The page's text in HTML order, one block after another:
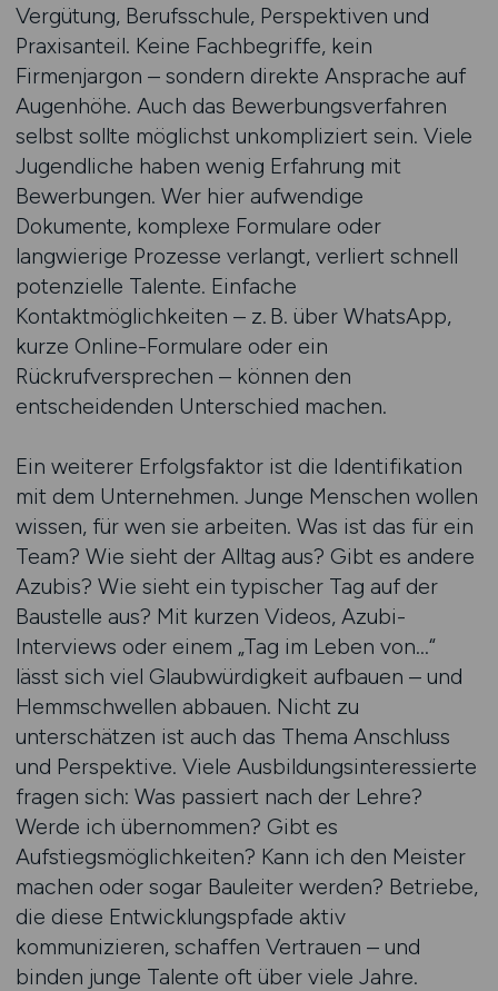
Vergütung, Berufsschule, Perspektiven und
Praxisanteil. Keine Fachbegriffe, kein
Firmenjargon – sondern direkte Ansprache auf
Augenhöhe. Auch das Bewerbungsverfahren
selbst sollte möglichst unkompliziert sein. Viele
Jugendliche haben wenig Erfahrung mit
Bewerbungen. Wer hier aufwendige
Dokumente, komplexe Formulare oder
langwierige Prozesse verlangt, verliert schnell
potenzielle Talente. Einfache
Kontaktmöglichkeiten – z. B. über WhatsApp,
kurze Online-Formulare oder ein
Rückrufversprechen – können den
entscheidenden Unterschied machen.
Ein weiterer Erfolgsfaktor ist die Identifikation
mit dem Unternehmen. Junge Menschen wollen
wissen, für wen sie arbeiten. Was ist das für ein
Team? Wie sieht der Alltag aus? Gibt es andere
Azubis? Wie sieht ein typischer Tag auf der
Baustelle aus? Mit kurzen Videos, Azubi-
Interviews oder einem „Tag im Leben von…“
lässt sich viel Glaubwürdigkeit aufbauen – und
Hemmschwellen abbauen. Nicht zu
unterschätzen ist auch das Thema Anschluss
und Perspektive. Viele Ausbildungsinteressierte
fragen sich: Was passiert nach der Lehre?
Werde ich übernommen? Gibt es
Aufstiegsmöglichkeiten? Kann ich den Meister
machen oder sogar Bauleiter werden? Betriebe,
die diese Entwicklungspfade aktiv
kommunizieren, schaffen Vertrauen – und
binden junge Talente oft über viele Jahre.